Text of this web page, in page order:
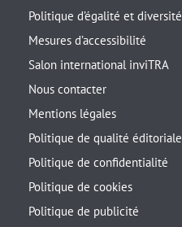
Politique d’égalité et diversité
Mesures d’accessibilité
Salon international inviTRA
Nous contacter
Mentions légales
Politique de qualité éditoriale
Politique de confidentialité
Politique de cookies
Politique de publicité